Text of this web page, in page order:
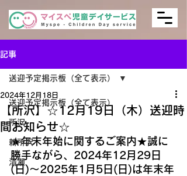
記事
送迎予定掲示板（全て表示）
所沢
新所沢
清瀬
送迎予定掲示板（全て表示）
【所沢】☆12月19日（木）送迎時
間お知らせ☆
2024年12月18日
★年末年始に関するご案内★誠に
勝手ながら、2024年12月29日
(日)～2025年1月5日(日)は年末年